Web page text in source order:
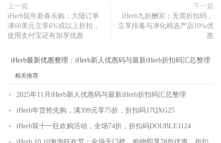
上一篇
iHerb鼠年新春乐购：大陆订单
满60美元立享6%或以上折扣，
使用支付宝还有加享优惠
下一篇
iHerb九折酬宾：无需折扣码，
立享排毒与净化精选产品10%优
惠
iHerb最新优惠整理： iHerb新人优惠码与最新iHerb折扣码汇总整理
相关推荐
2025年11月iHerb新人优惠码与最新iHerb折扣码汇总整理
iHerb年货抢先购，满399元享75折，折扣码17QXG25
iHerb双十一狂欢购活动，全场74折，折扣码DOUBLE1124